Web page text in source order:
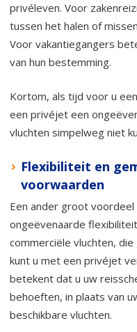
privéleven. Voor
tussen het halen of
Voor vakantiegangers
van hun bestemming.
Kortom, als tijd voor u
een privéjet een
vluchten simpelweg niet
Flexibiliteit en
voorwaarden
Een ander groot
ongeëvenaarde
commerciële vluchten,
kunt u met een privéjet
betekent dat u uw
behoeften, in plaats van
beschikbare vluchten.